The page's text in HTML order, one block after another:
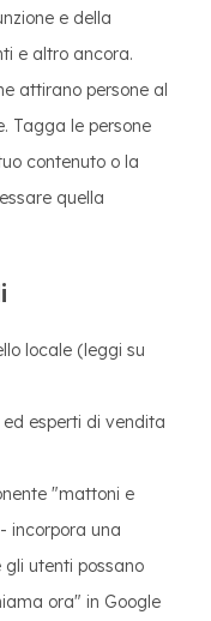
e della
e altro ancora.
attirano persone al
Tagga le persone
contenuto o la
quella
locale (leggi su
esperti di vendita
"mattoni e
incorpora una
utenti possano
ora" in Google